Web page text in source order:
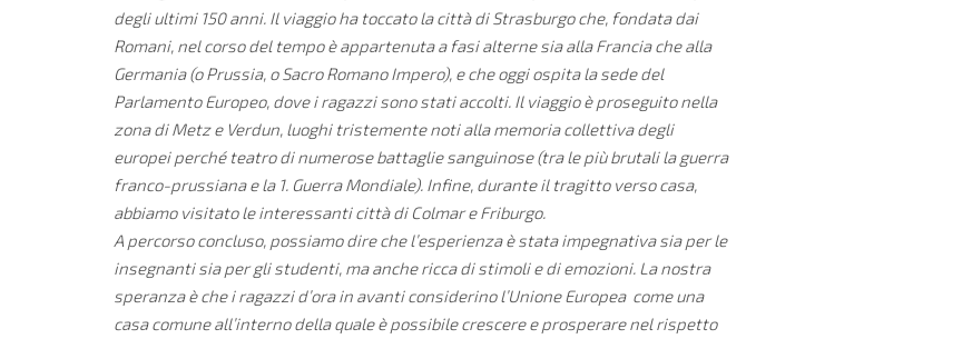
degli ultimi 150 anni. Il viaggio ha toccato la città di Strasburgo che, fondata dai
Romani, nel corso del tempo è appartenuta a fasi alterne sia alla Francia che alla
Germania (o Prussia, o Sacro Romano Impero), e che oggi ospita la sede del
Parlamento Europeo, dove i ragazzi sono stati accolti. Il viaggio è proseguito nella
zona di Metz e Verdun, luoghi tristemente noti alla memoria collettiva degli
europei perché teatro di numerose battaglie sanguinose (tra le più brutali la guerra
franco-prussiana e la 1. Guerra Mondiale). Infine, durante il tragitto verso casa,
abbiamo visitato le interessanti città di Colmar e Friburgo.
A percorso concluso, possiamo dire che l’esperienza è stata impegnativa sia per le
insegnanti sia per gli studenti, ma anche ricca di stimoli e di emozioni. La nostra
speranza è che i ragazzi d’ora in avanti considerino l’Unione Europea come una
casa comune all’interno della quale è possibile crescere e prosperare nel rispetto